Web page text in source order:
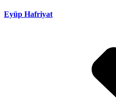
Eyüp Hafriyat